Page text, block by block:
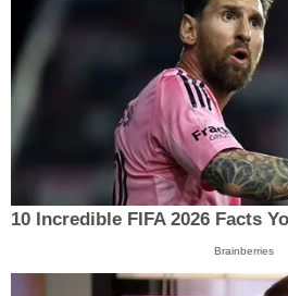
10 Incredible FIFA 2026 Facts
Brainberries